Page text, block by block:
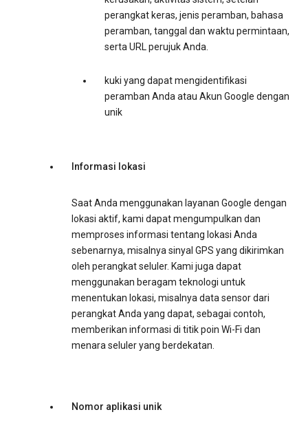
perangkat keras, jenis peramban, bahasa
peramban, tanggal dan waktu permintaan,
serta URL perujuk Anda.
kuki yang dapat mengidentifikasi
peramban Anda atau Akun Google dengan
unik
Informasi lokasi
Saat Anda menggunakan layanan Google dengan
lokasi aktif, kami dapat mengumpulkan dan
memproses informasi tentang lokasi Anda
sebenarnya, misalnya sinyal GPS yang dikirimkan
oleh perangkat seluler. Kami juga dapat
menggunakan beragam teknologi untuk
menentukan lokasi, misalnya data sensor dari
perangkat Anda yang dapat, sebagai contoh,
memberikan informasi di titik poin Wi-Fi dan
menara seluler yang berdekatan.
Nomor aplikasi unik